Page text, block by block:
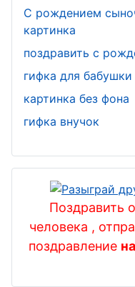
гражданско
й авиации
День
футбола
День
работников
День
снабженца
День хоккея
С рождением
картинка
поздравить с
гифка для
картинка без фона
гифка внучок
Поздравить
человека ,
поздравление